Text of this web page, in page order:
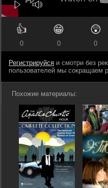
👍
0
😁
0
😲
0
Регистрируйся и смотри без
пользователей мы сокращаем
Похожие материалы: